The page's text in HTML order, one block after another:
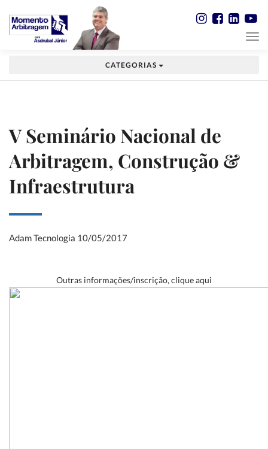
CATEGORIAS
V Seminário Nacional de
Arbitragem, Construção &
Infraestrutura
Adam Tecnologia 10/05/2017
Outras informações/inscrição, cliqueaqui